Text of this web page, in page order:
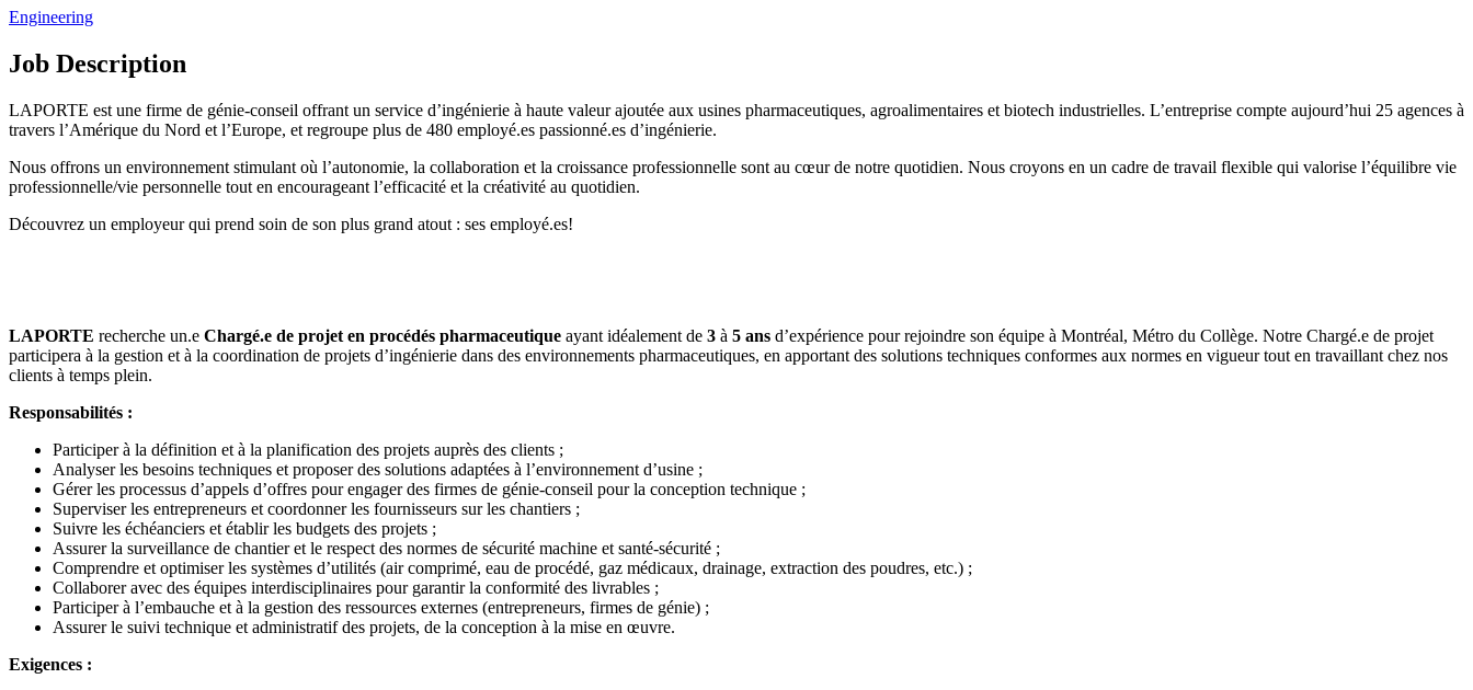
Engineering
Job Description
LAPORTE est une firme de génie-conseil offrant un service d’ingénierie à haute valeur ajoutée aux usines pharmaceutiques, agroalimentaires et biotech industrielles. L’entreprise compte aujourd’hui 25 agences à
travers l’Amérique du Nord et l’Europe, et regroupe plus de 480 employé.es passionné.es d’ingénierie.
Nous offrons un environnement stimulant où l’autonomie, la collaboration et la croissance professionnelle sont au cœur de notre quotidien. Nous croyons en un cadre de travail flexible qui valorise l’équilibre vie
professionnelle/vie personnelle tout en encourageant l’efficacité et la créativité au quotidien.
Découvrez un employeur qui prend soin de son plus grand atout : ses employé.es!
LAPORTE recherche un.e Chargé.e de projet en procédés pharmaceutique ayant idéalement de 3 à 5 ans d’expérience pour rejoindre son équipe à Montréal, Métro du Collège. Notre Chargé.e de projet
participera à la gestion et à la coordination de projets d’ingénierie dans des environnements pharmaceutiques, en apportant des solutions techniques conformes aux normes en vigueur tout en travaillant chez nos
clients à temps plein.
Responsabilités :
Participer à la définition et à la planification des projets auprès des clients ;
Analyser les besoins techniques et proposer des solutions adaptées à l’environnement d’usine ;
Gérer les processus d’appels d’offres pour engager des firmes de génie-conseil pour la conception technique ;
Superviser les entrepreneurs et coordonner les fournisseurs sur les chantiers ;
Suivre les échéanciers et établir les budgets des projets ;
Assurer la surveillance de chantier et le respect des normes de sécurité machine et santé-sécurité ;
Comprendre et optimiser les systèmes d’utilités (air comprimé, eau de procédé, gaz médicaux, drainage, extraction des poudres, etc.) ;
Collaborer avec des équipes interdisciplinaires pour garantir la conformité des livrables ;
Participer à l’embauche et à la gestion des ressources externes (entrepreneurs, firmes de génie) ;
Assurer le suivi technique et administratif des projets, de la conception à la mise en œuvre.
Exigences :